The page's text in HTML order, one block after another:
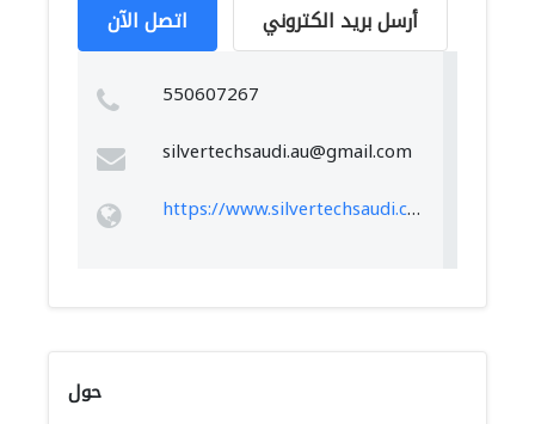
اتصل الآن أرسل بريد الكتروني
550607267
silvertechsaudi.au@gmail.com
https://www.silvertechsaudi.com/
حول